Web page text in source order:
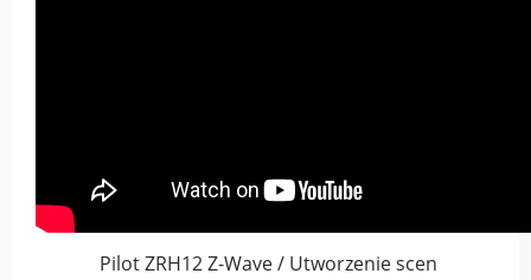
Pilot ZRH12 Z-Wave / Utworzenie scen